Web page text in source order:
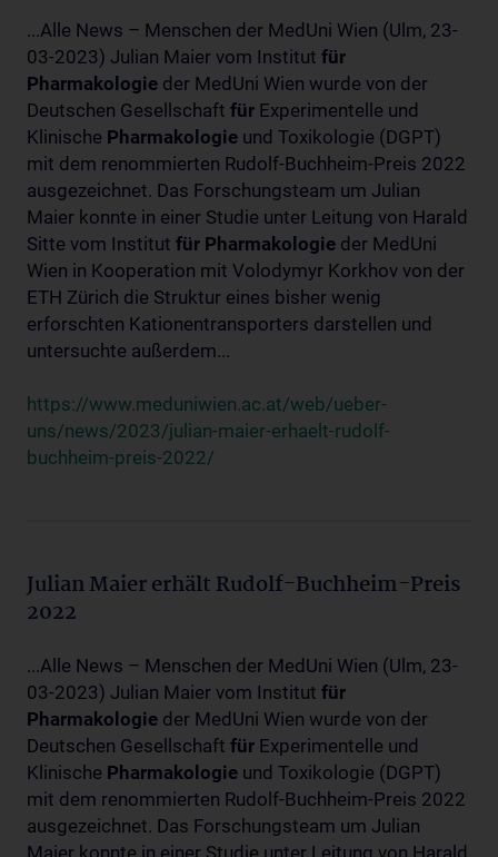
...Alle News – Menschen der MedUni Wien (Ulm, 23-
03-2023) Julian Maier vom Institut für
Pharmakologie der MedUni Wien wurde von der
Deutschen Gesellschaft für Experimentelle und
Klinische Pharmakologie und Toxikologie (DGPT)
mit dem renommierten Rudolf-Buchheim-Preis 2022
ausgezeichnet. Das Forschungsteam um Julian
Maier konnte in einer Studie unter Leitung von Harald
Sitte vom Institut für Pharmakologie der MedUni
Wien in Kooperation mit Volodymyr Korkhov von der
ETH Zürich die Struktur eines bisher wenig
erforschten Kationentransporters darstellen und
untersuchte außerdem...
https://www.meduniwien.ac.at/web/ueber-
uns/news/2023/julian-maier-erhaelt-rudolf-
buchheim-preis-2022/
Julian Maier erhält Rudolf-Buchheim-Preis
2022
...Alle News – Menschen der MedUni Wien (Ulm, 23-
03-2023) Julian Maier vom Institut für
Pharmakologie der MedUni Wien wurde von der
Deutschen Gesellschaft für Experimentelle und
Klinische Pharmakologie und Toxikologie (DGPT)
mit dem renommierten Rudolf-Buchheim-Preis 2022
ausgezeichnet. Das Forschungsteam um Julian
Maier konnte in einer Studie unter Leitung von Harald